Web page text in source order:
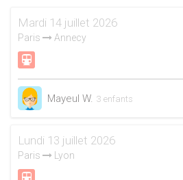
Mardi 14 juillet 2026
Paris Annecy
Mayeul W. 3 enfants
Lundi 13 juillet 2026
Paris Lyon